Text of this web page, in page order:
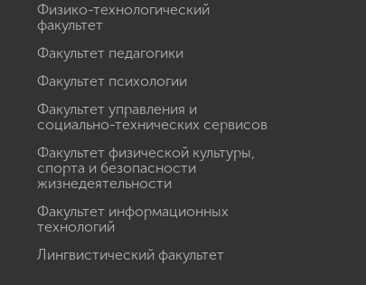
Физико-технологический
факультет
Факультет педагогики
Факультет психологии
Факультет управления и
социально-технических сервисов
Факультет физической культуры,
спорта и безопасности
жизнедеятельности
Факультет информационных
технологий
Лингвистический факультет